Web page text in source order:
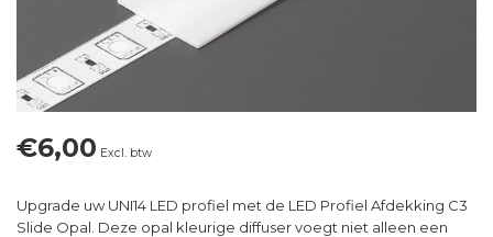
€6,00 Excl. btw
Upgrade uw UNI14 LED profiel met de LED Profiel Afdekking C3
Slide Opal. Deze opal kleurige diffuser voegt niet alleen een